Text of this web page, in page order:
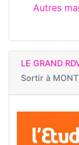
Autres
LE GRAND
Sortir à